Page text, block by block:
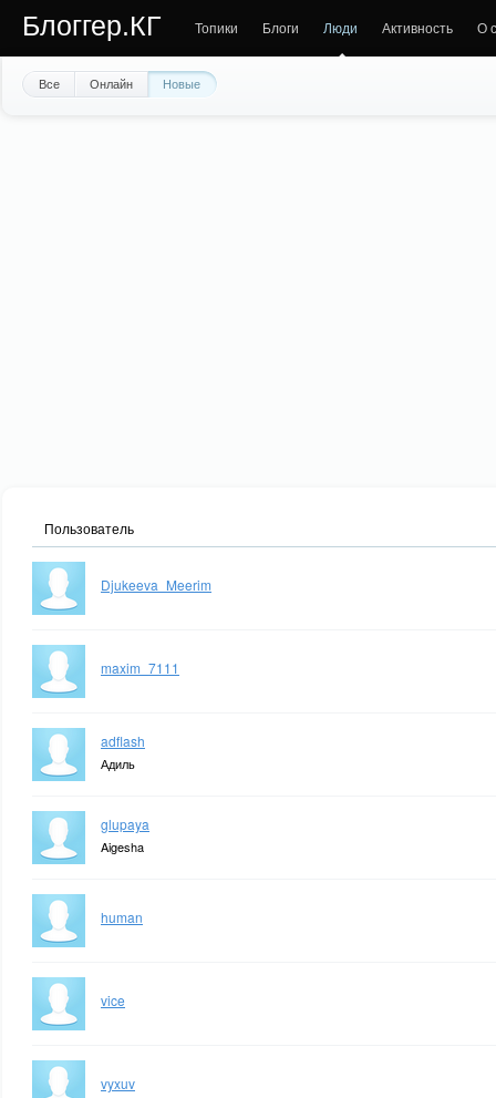
Блоггер.КГ Топики Блоги Люди Активность О
Все Онлайн Новые
Пользователь
Djukeeva_Meerim
maxim_7111
adflash
Адиль
glupaya
Aigesha
human
vice
vyxuv